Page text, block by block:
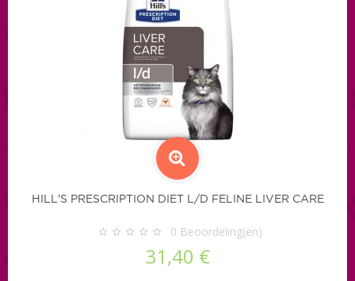
HILL'S PRESCRIPTION DIET L/D FELINE LIVER CARE
0 Beoordeling(en)
31,40 €